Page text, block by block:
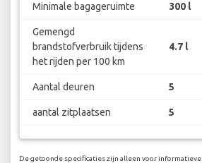
Minimale bagageruimte 300 l
Gemengd
brandstofverbruik tijdens
het rijden per 100 km
4.7 l
Aantal deuren 5
aantal zitplaatsen 5
De getoonde specificaties zijn alleen voor